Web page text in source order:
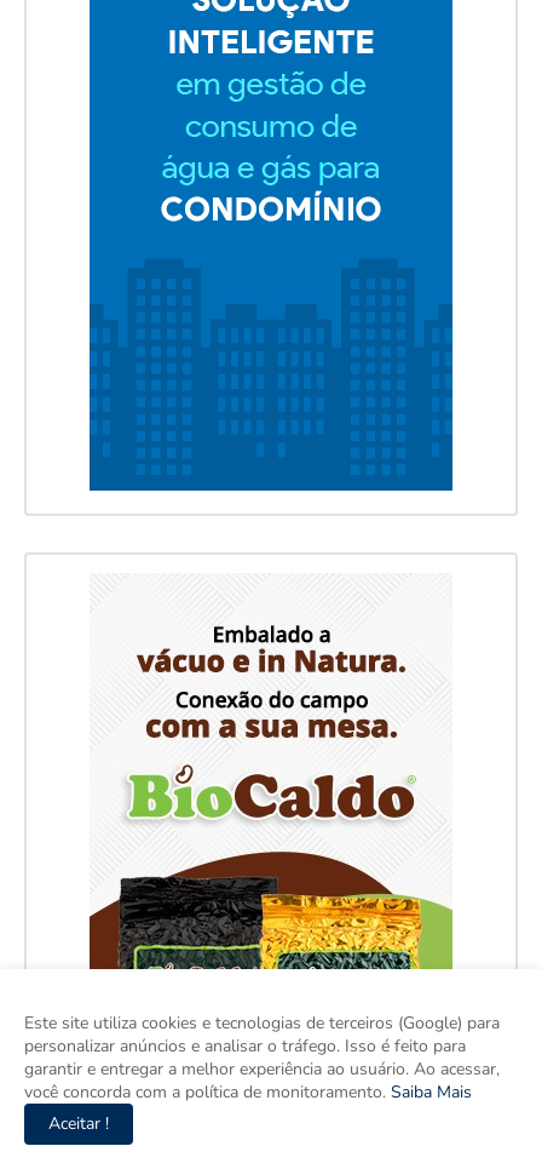
Este site utiliza cookies e tecnologias de terceiros (Google) para
personalizar anúncios e analisar o tráfego. Isso é feito para
garantir e entregar a melhor experiência ao usuário. Ao acessar,
você concorda com a política de monitoramento. Saiba Mais
Aceitar !